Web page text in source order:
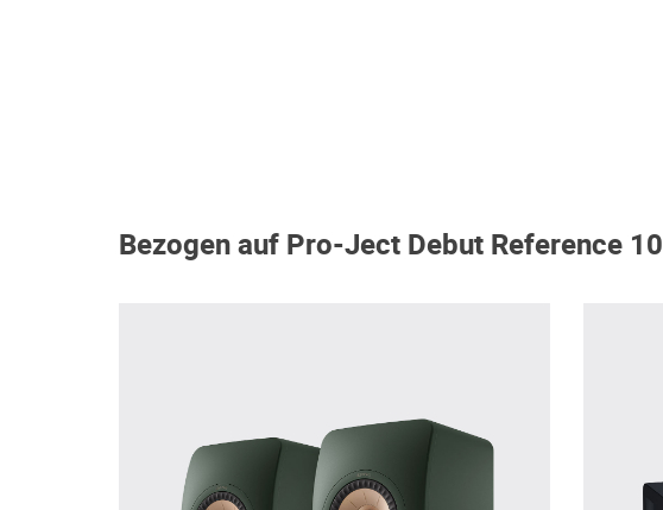
Bezogen auf Pro-Ject Debut Reference 10